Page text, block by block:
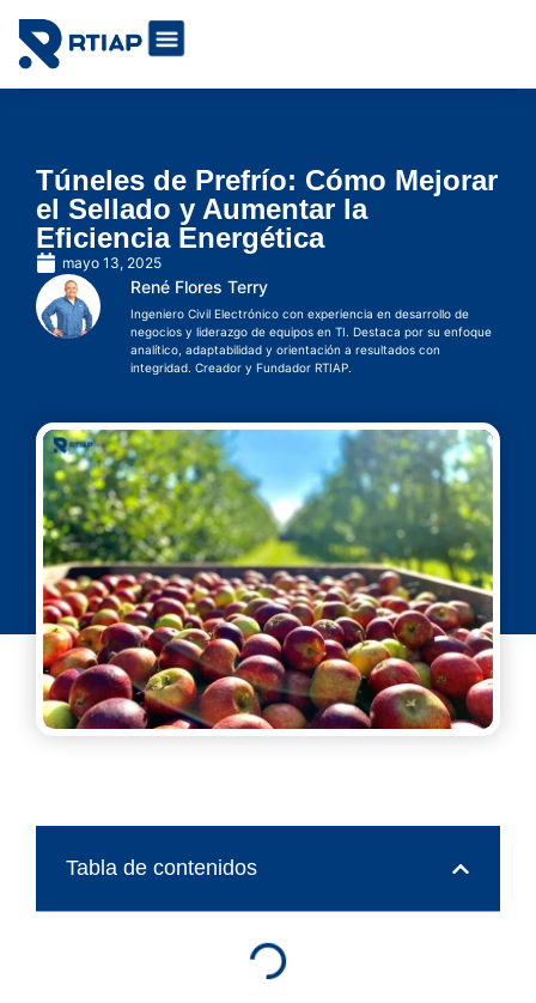
Túneles de Prefrío: Cómo Mejorar
el Sellado y Aumentar la
Eficiencia Energética
mayo 13, 2025
René Flores Terry
Ingeniero Civil Electrónico con experiencia en desarrollo de
negocios y liderazgo de equipos en TI. Destaca por su enfoque
analítico, adaptabilidad y orientación a resultados con
integridad. Creador y Fundador RTIAP.
Tabla de contenidos